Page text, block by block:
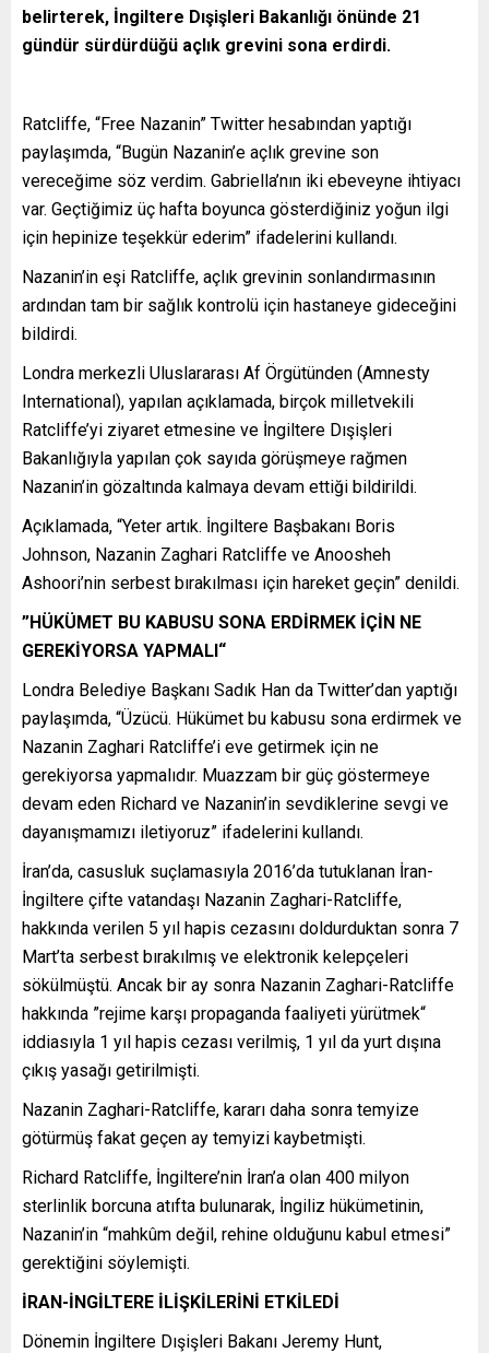
belirterek, İngiltere Dışişleri Bakanlığı önünde 21
gündür sürdürdüğü açlık grevini sona erdirdi.
Ratcliffe, “Free Nazanin” Twitter hesabından yaptığı
paylaşımda, “Bugün Nazanin’e açlık grevine son
vereceğime söz verdim. Gabriella’nın iki ebeveyne ihtiyacı
var. Geçtiğimiz üç hafta boyunca gösterdiğiniz yoğun ilgi
için hepinize teşekkür ederim” ifadelerini kullandı.
Nazanin’in eşi Ratcliffe, açlık grevinin sonlandırmasının
ardından tam bir sağlık kontrolü için hastaneye gideceğini
bildirdi.
Londra merkezli Uluslararası Af Örgütünden (Amnesty
International), yapılan açıklamada, birçok milletvekili
Ratcliffe’yi ziyaret etmesine ve İngiltere Dışişleri
Bakanlığıyla yapılan çok sayıda görüşmeye rağmen
Nazanin’in gözaltında kalmaya devam ettiği bildirildi.
Açıklamada, “Yeter artık. İngiltere Başbakanı Boris
Johnson, Nazanin Zaghari Ratcliffe ve Anoosheh
Ashoori’nin serbest bırakılması için hareket geçin” denildi.
”HÜKÜMET BU KABUSU SONA ERDİRMEK İÇİN NE
GEREKİYORSA YAPMALI“
Londra Belediye Başkanı Sadık Han da Twitter’dan yaptığı
paylaşımda, “Üzücü. Hükümet bu kabusu sona erdirmek ve
Nazanin Zaghari Ratcliffe’i eve getirmek için ne
gerekiyorsa yapmalıdır. Muazzam bir güç göstermeye
devam eden Richard ve Nazanin’in sevdiklerine sevgi ve
dayanışmamızı iletiyoruz” ifadelerini kullandı.
İran’da, casusluk suçlamasıyla 2016’da tutuklanan İran-
İngiltere çifte vatandaşı Nazanin Zaghari-Ratcliffe,
hakkında verilen 5 yıl hapis cezasını doldurduktan sonra 7
Mart’ta serbest bırakılmış ve elektronik kelepçeleri
sökülmüştü. Ancak bir ay sonra Nazanin Zaghari-Ratcliffe
hakkında ”rejime karşı propaganda faaliyeti yürütmek“
iddiasıyla 1 yıl hapis cezası verilmiş, 1 yıl da yurt dışına
çıkış yasağı getirilmişti.
Nazanin Zaghari-Ratcliffe, kararı daha sonra temyize
götürmüş fakat geçen ay temyizi kaybetmişti.
Richard Ratcliffe, İngiltere’nin İran’a olan 400 milyon
sterlinlik borcuna atıfta bulunarak, İngiliz hükümetinin,
Nazanin’in “mahkûm değil, rehine olduğunu kabul etmesi”
gerektiğini söylemişti.
İRAN-İNGİLTERE İLİŞKİLERİNİ ETKİLEDİ
Dönemin İngiltere Dışişleri Bakanı Jeremy Hunt,